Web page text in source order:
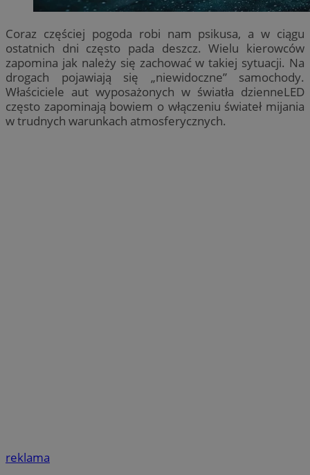
Coraz częściej pogoda robi nam psikusa, a w ciągu
ostatnich dni często pada deszcz. Wielu kierowców
zapomina jak należy się zachować w takiej sytuacji. Na
drogach pojawiają się „niewidoczne” samochody.
Właściciele aut wyposażonych w światła dzienneLED
często zapominają bowiem o włączeniu świateł mijania
w trudnych warunkach atmosferycznych.
reklama